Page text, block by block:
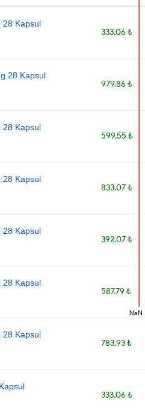
28 Kapsul
333.06 ₺
28 Kapsul
979.86 ₺
28 Kapsul
599.55 ₺
28 Kapsul
833.07 ₺
28 Kapsul
392.07 ₺
28 Kapsul
587.79 ₺
28 Kapsul
783.93 ₺
333.06 ₺
NaN